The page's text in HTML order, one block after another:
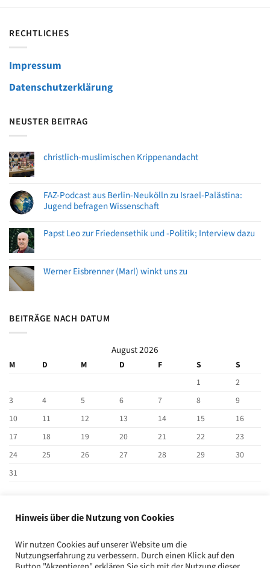
RECHTLICHES
Impressum
Datenschutzerklärung
NEUSTER BEITRAG
christlich-muslimischen Krippenandacht
FAZ-Podcast aus Berlin-Neukölln zu Israel-Palästina:
Jugend befragen Wissenschaft
Papst Leo zur Friedensethik und -Politik; Interview dazu
Werner Eisbrenner (Marl) winkt uns zu
BEITRÄGE NACH DATUM
August 2026
M D M D F S
S
1
2
3
4 5 6 7 8
9
10
11 12 13 14 15
16
17
18 19 20 21 22
23
24
25 26 27 28 29
30
31
Hinweis über die Nutzung von Cookies
Wir nutzen Cookies auf unserer Website um die
Nutzungserfahrung zu verbessern. Durch einen Klick auf den